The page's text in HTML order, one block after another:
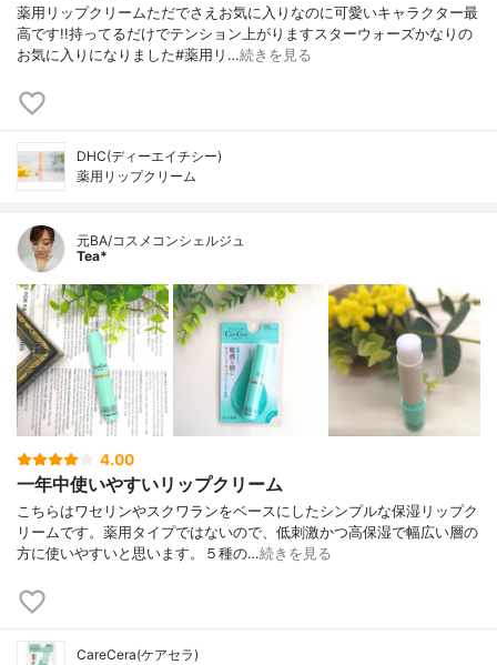
薬用リップクリームただでさえお気に入りなのに可愛いキャラクター最
高です!!持ってるだけでテンション上がりますスターウォーズかなりの
お気に入りになりました#薬用リ…続きを見る
DHC(ディーエイチシー)
薬用リップクリーム
元BA/コスメコンシェルジュ
Tea*
4.00
一年中使いやすいリップクリーム
こちらはワセリンやスクワランをベースにしたシンプルな保湿リップク
リームです。薬用タイプではないので、低刺激かつ高保湿で幅広い層の
方に使いやすいと思います。５種の…続きを見る
CareCera(ケアセラ)